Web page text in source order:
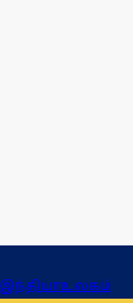
இந்தியாஉலகம்